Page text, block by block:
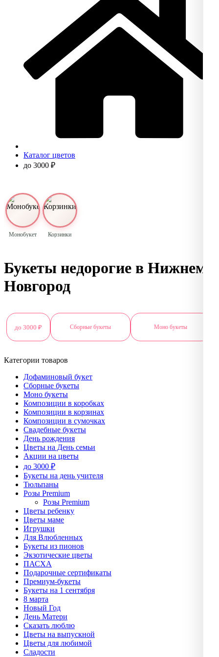
Каталог цветов
до 3000 ₽
Монобукет Корзинки
Букеты недорогие в Нижнем
Новгород
до 3000 ₽ Сборные букеты Моно букеты
Категории товаров
Дофаминовый букет
Сборные букеты
Моно букеты
Композиции в коробках
Композиции в корзинах
Композиции в сумочках
Свадебные букеты
День рождения
Цветы на День семьи
Акции на цветы
до 3000 ₽
Букеты на день учителя
Тюльпаны
Розы Premium
Розы Premium
Цветы ребенку
Цветы маме
Игрушки
Для Влюбленных
Букеты из пионов
Экзотические цветы
ПАСХА
Подарочные сертификаты
Премиум-букеты
Букеты на 1 сентября
8 марта
Новый Год
День Матери
Сказать люблю
Цветы на выпускной
Цветы для любимой
Сладости